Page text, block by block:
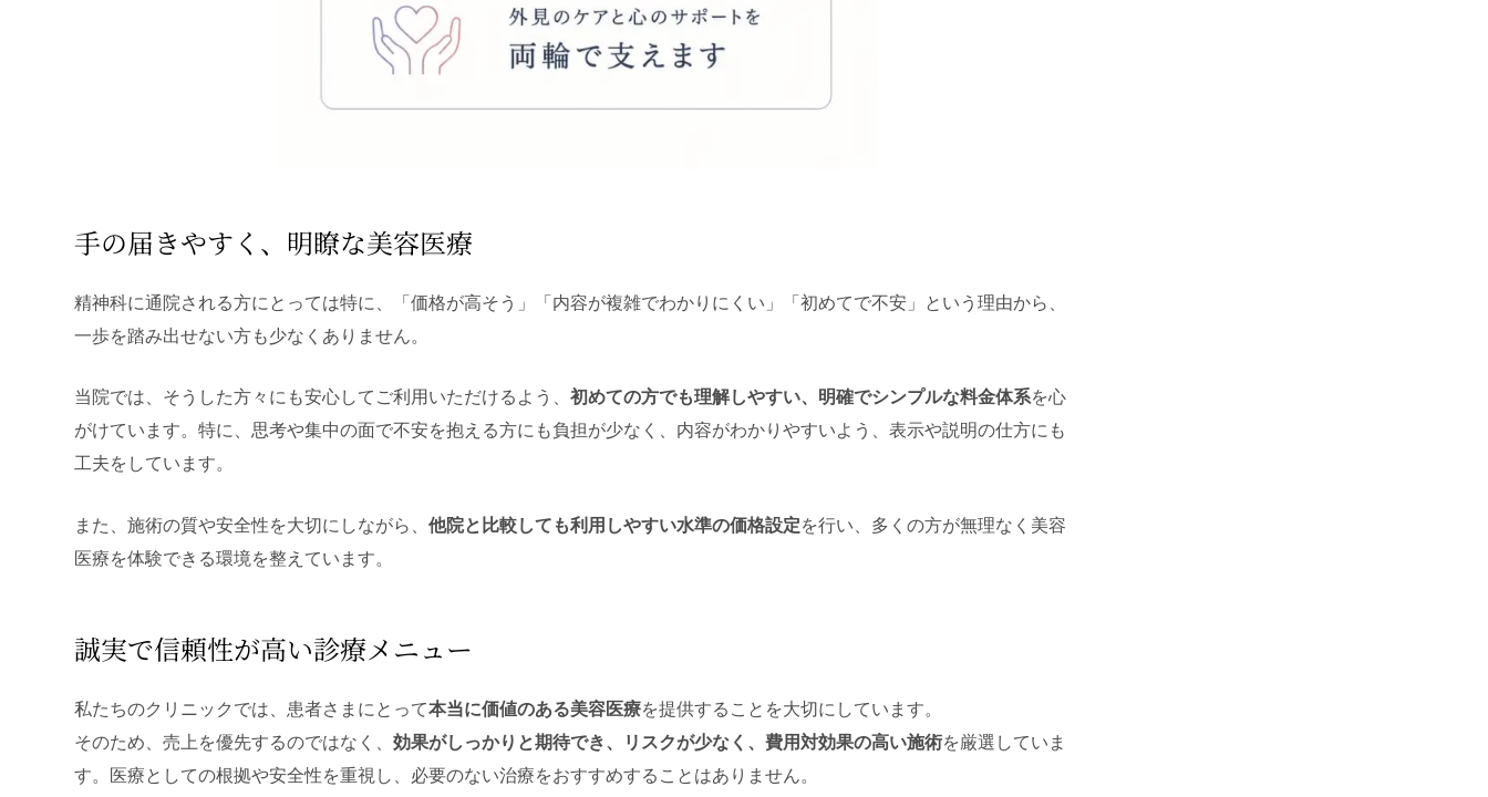
手の届きやすく、明瞭な美容医療
精神科に通院される方にとっては特に、「価格が高そう」「内容が複雑でわかりにくい」「初めてで不安」という理由から、
一歩を踏み出せない方も少なくありません。
当院では、そうした方々にも安心してご利用いただけるよう、初めての方でも理解しやすい、明確でシンプルな料金体系を心
がけています。特に、思考や集中の面で不安を抱える方にも負担が少なく、内容がわかりやすいよう、表示や説明の仕方にも
工夫をしています。
また、施術の質や安全性を大切にしながら、他院と比較しても利用しやすい水準の価格設定を行い、多くの方が無理なく美容
医療を体験できる環境を整えています。
誠実で信頼性が高い診療メニュー
私たちのクリニックでは、患者さまにとって本当に価値のある美容医療を提供することを大切にしています。
そのため、売上を優先するのではなく、効果がしっかりと期待でき、リスクが少なく、費用対効果の高い施術を厳選していま
す。医療としての根拠や安全性を重視し、必要のない治療をおすすめすることはありません。